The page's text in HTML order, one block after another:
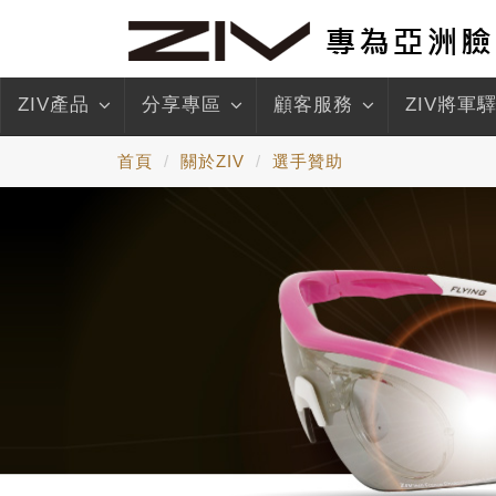
ZIV產品 分享專區 顧客服務 ZIV將軍
首頁 關於ZIV 選手贊助